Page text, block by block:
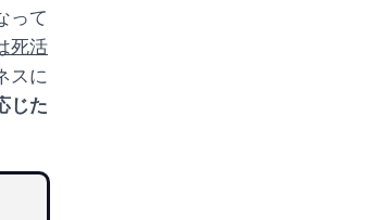
って
死活
スに
じた